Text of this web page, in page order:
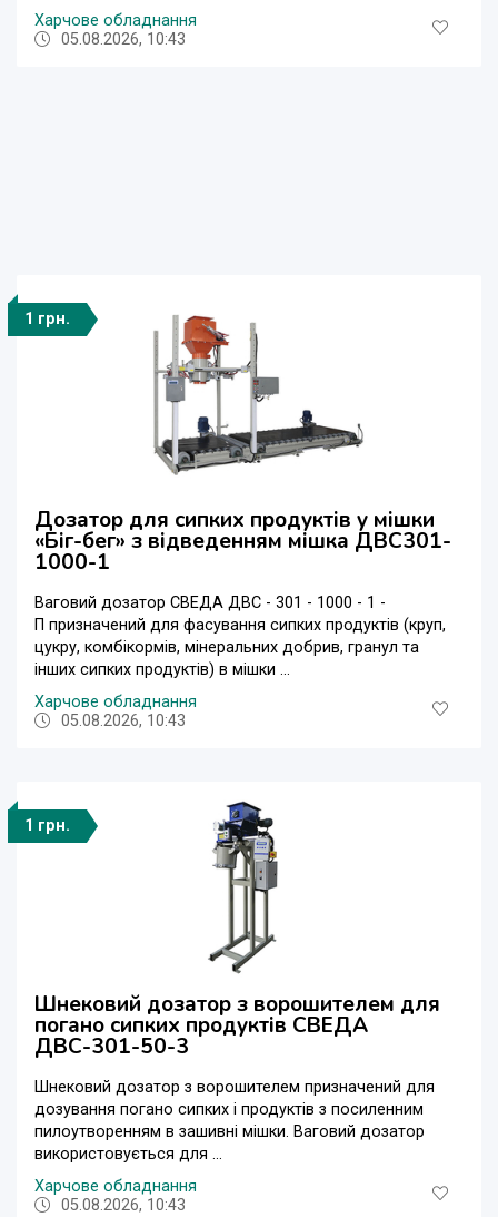
Харчове обладнання
05.08.2026, 10:43
1 грн.
Дозатор для сипких продуктів у мішки
«Біг-бег» з відведенням мішка ДВС301-
1000-1
Ваговий дозатор СВЕДА ДВС - 301 - 1000 - 1 -
П призначений для фасування сипких продуктів (круп,
цукру, комбікормів, мінеральних добрив, гранул та
інших сипких продуктів) в мішки ...
Харчове обладнання
05.08.2026, 10:43
1 грн.
Шнековий дозатор з ворошителем для
погано сипких продуктів СВЕДА
ДВС-301-50-3
Шнековий дозатор з ворошителем призначений для
дозування погано сипких і продуктів з посиленним
пилоутворенням в зашивні мішки. Ваговий дозатор
використовується для ...
Харчове обладнання
05.08.2026, 10:43